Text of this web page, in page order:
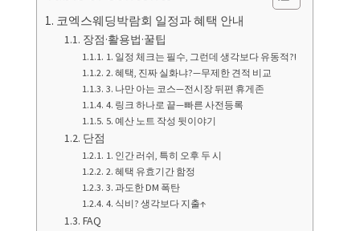
코엑스웨딩박람회 일정과 혜택 안내
장점·활용법·꿀팁
1. 일정 체크는 필수, 그런데 생각보다 유동적?!
2. 혜택, 진짜 실화냐?—무제한 견적 비교
3. 나만 아는 코스—전시장 뒤편 휴게존
4. 링크 하나로 끝—빠른 사전등록
5. 예산 노트 작성 뒷이야기
단점
1. 인간 러쉬, 특히 오후 두 시
2. 혜택 유효기간 함정
3. 과도한 DM 폭탄
4. 식비? 생각보다 지출↑
FAQ